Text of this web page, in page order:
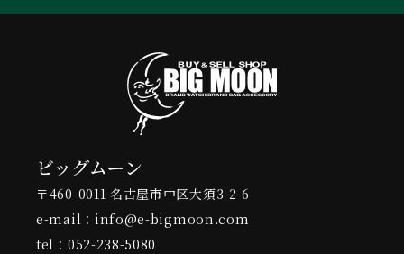
ビッグムーン
〒460-0011 名古屋市中区大須3-2-6
e-mail：info@e-bigmoon.com
tel：052-238-5080